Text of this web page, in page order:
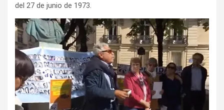
del 27 de junio de 1973.